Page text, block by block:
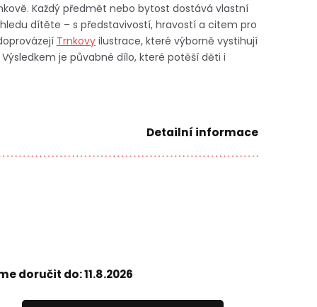
doručit do:11.8.2026
Každý předmět nebo bytost dostává vlastní
dítěte – s představivostí, hravostí a citem pro
Trnkovy ilustrace, které výborně vystihují
je půvabné dílo, které potěší děti i
Detailní informace